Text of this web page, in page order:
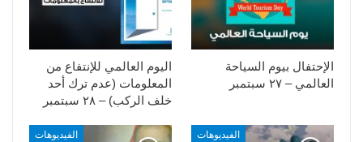
اليوم العالمي للإنتفاع من
المعلومات (عدم ترك أحد
خلف الركب) – ٢٨ سبتمبر
الإحتفال بيوم السياحة
العالمي – ٢٧ سبتمبر
الفيديوهات الفيديوهات